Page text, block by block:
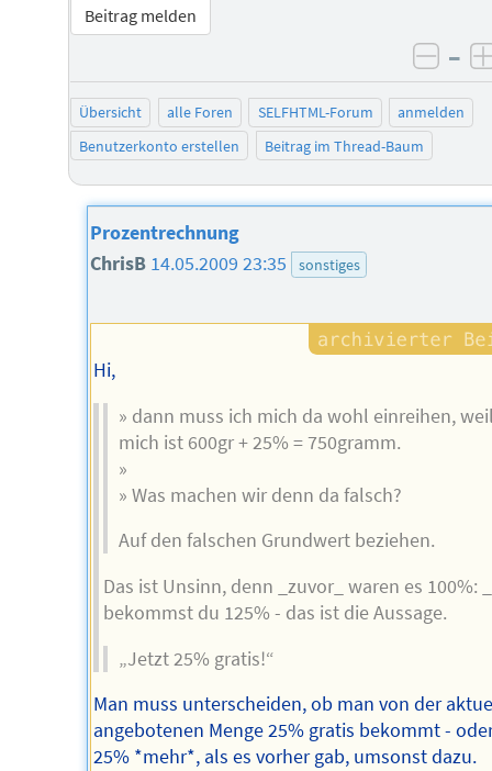
Beitrag melden
–
Übersicht alle Foren SELFHTML-Forum
anmelden
Benutzerkonto erstellen
Beitrag im Thread-Baum
Prozentrechnung
ChrisB 14.05.2009 23:35 sonstiges
Hi,
» dann muss ich mich da wohl einreihen,
mich ist 600gr + 25% = 750gramm.
»
» Was machen wir denn da falsch?
Auf den falschen Grundwert beziehen.
Das ist Unsinn, denn _zuvor_ waren es 100%:
bekommst du 125% - das ist die Aussage.
„Jetzt 25% gratis!“
Man muss unterscheiden, ob man von der
angebotenen Menge 25% gratis bekommt -
25% *mehr*, als es vorher gab, umsonst dazu.